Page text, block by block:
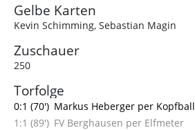
Gelbe Karten
Kevin Schimming, Sebastian Magin
Zuschauer
250
Torfolge
0:1 (70') Markus Heberger per Kopfball
1:1 (89') FV Berghausen per Elfmeter